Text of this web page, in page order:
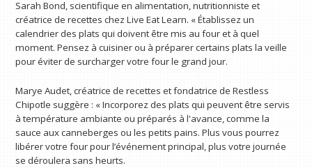
Sarah Bond, scientifique en alimentation, nutritionniste et
créatrice de recettes chez Live Eat Learn. « Établissez un
calendrier des plats qui doivent être mis au four et à quel
moment. Pensez à cuisiner ou à préparer certains plats la veille
pour éviter de surcharger votre four le grand jour.
Marye Audet, créatrice de recettes et fondatrice de Restless
Chipotle suggère : « Incorporez des plats qui peuvent être servis
à température ambiante ou préparés à l'avance, comme la
sauce aux canneberges ou les petits pains. Plus vous pourrez
libérer votre four pour l’événement principal, plus votre journée
se déroulera sans heurts.